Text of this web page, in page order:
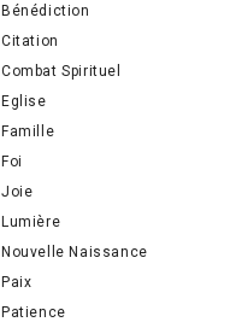
Bénédiction
Citation
Combat Spirituel
Eglise
Famille
Foi
Joie
Lumière
Nouvelle Naissance
Paix
Patience